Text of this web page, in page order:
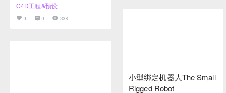
C4D工程&预设
0 0 338
小型绑定机器人The Small
Rigged Robot